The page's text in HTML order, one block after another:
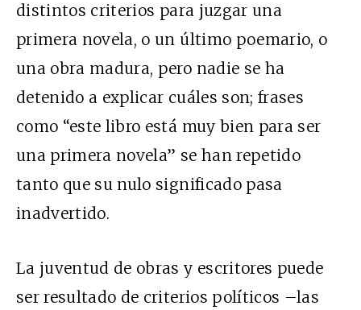
distintos criterios para juzgar una
primera novela, o un último poemario, o
una obra madura, pero nadie se ha
detenido a explicar cuáles son; frases
como “este libro está muy bien para ser
una primera novela” se han repetido
tanto que su nulo significado pasa
inadvertido.
La juventud de obras y escritores puede
ser resultado de criterios políticos –las